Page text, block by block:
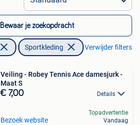
Bewaar je zoekopdracht
Sportkleding Verwijder filters
Veiling - Robey Tennis Ace damesjurk -
Maat S
€ 7,00 Details
Bezoek website
Topadvertentie
Vandaag